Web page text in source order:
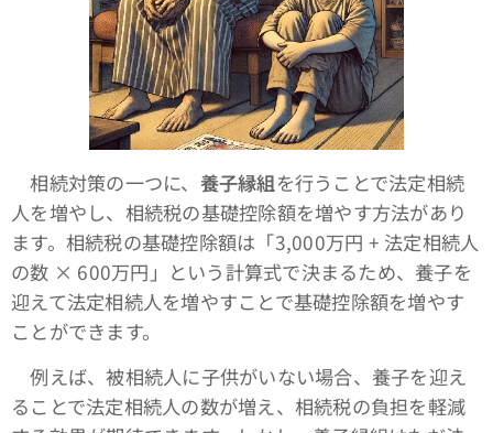
相続対策の一つに、 養子縁組を行うことで法定相続
人を増やし、相続税の基礎控除額を増やす方法があり
ます。相続税の基礎控除額は「3,000万円 + 法定相続人
の数 × 600万円」という計算式で決まるため、養子を
迎えて法定相続人を増やすことで基礎控除額を増やす
ことができます。
例えば、被相続人に子供がいない場合、養子を迎え
ることで法定相続人の数が増え、相続税の負担を軽減